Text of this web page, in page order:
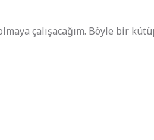
çalışacağım. Böyle bir